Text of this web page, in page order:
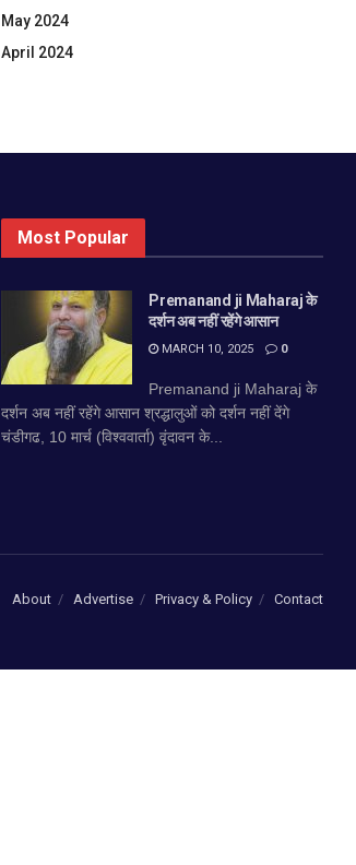
May 2024
April 2024
Most Popular
Premanand ji Maharaj के
दर्शन अब नहीं रहेंगे आसान
MARCH 10, 2025 0
Premanand ji Maharaj के
दर्शन अब नहीं रहेंगे आसान श्रद्धालुओं को दर्शन नहीं देंगे
चंडीगढ, 10 मार्च (विश्ववार्ता) वृंदावन के...
About Advertise Privacy & Policy Contact